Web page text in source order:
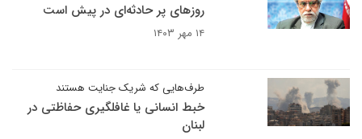
روزهای پر حادثه‌ای در پیش است
۱۴ مهر ۱۴۰۳
طرف‌هایی که شریک جنایت هستند
خبط انسانی یا غافلگیری حفاظتی در
لبنان